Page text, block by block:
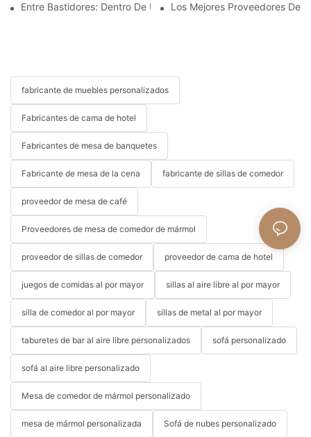
Entre Bastidores: Dentro De Una Fábrica De Muebles De Hotel
Los Mejores Proveedores De
fabricante de muebles personalizados
Fabricantes de cama de hotel
Fabricantes de mesa de banquetes
Fabricante de mesa de la cena fabricante de sillas de comedor
proveedor de mesa de café
Proveedores de mesa de comedor de mármol
proveedor de sillas de comedor proveedor de cama de hotel
juegos de comidas al por mayor sillas al aire libre al por mayor
silla de comedor al por mayor sillas de metal al por mayor
taburetes de bar al aire libre personalizados sofá personalizado
sofá al aire libre personalizado
Mesa de comedor de mármol personalizado
mesa de mármol personalizada Sofá de nubes personalizado